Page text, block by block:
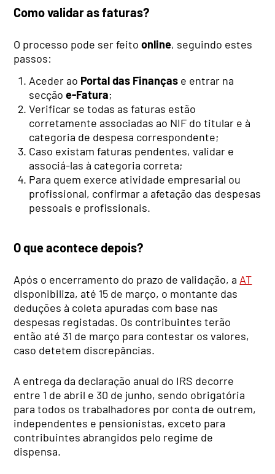
Como validar as faturas?
O processo pode ser feitoonline, seguindo estes
passos:
Aceder ao Portal das Finanças e entrar na
secçãoe-Fatura;
Verificar se todas as faturas estão
corretamente associadas ao NIF do titular e à
categoria de despesa correspondente;
Caso existam faturas pendentes, validar e
associá-las à categoria correta;
Para quem exerce atividade empresarial ou
profissional, confirmar a afetação das despesas
pessoais e profissionais.
O que acontece depois?
Após o encerramento do prazo de validação, a AT
disponibiliza, até 15 de março, o montante das
deduções à coleta apuradas com base nas
despesas registadas. Os contribuintes terão
então até 31 de março para contestar os valores,
caso detetem discrepâncias.
A entrega da declaração anual do IRS decorre
entre 1 de abril e 30 de junho, sendo obrigatória
para todos os trabalhadores por conta de outrem,
independentes e pensionistas, exceto para
contribuintes abrangidos pelo regime de
dispensa.